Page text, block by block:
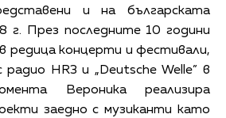
и на българската
г. През последните 10 години
редица концерти и фестивали,
HR3 и „Deutsche Welle” в
Вероника реализира
заедно с музиканти като